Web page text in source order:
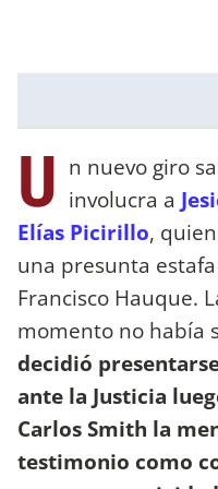
U n nuevo giro
involucra a
Elías Picirillo,
una presunta
Francisco Hauque.
momento no había
decidió
ante la Justicia
Carlos Smith la
testimonio como